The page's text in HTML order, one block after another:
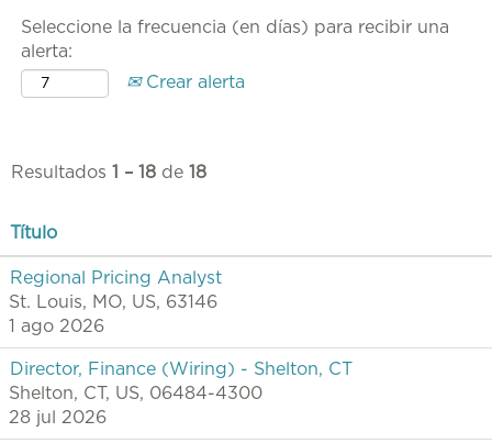
Seleccione la frecuencia (en días) para recibir una
alerta:
Crear alerta
Resultados 1 – 18 de 18
Título
Regional Pricing Analyst
St. Louis, MO, US, 63146
1 ago 2026
Director, Finance (Wiring) - Shelton, CT
Shelton, CT, US, 06484-4300
28 jul 2026